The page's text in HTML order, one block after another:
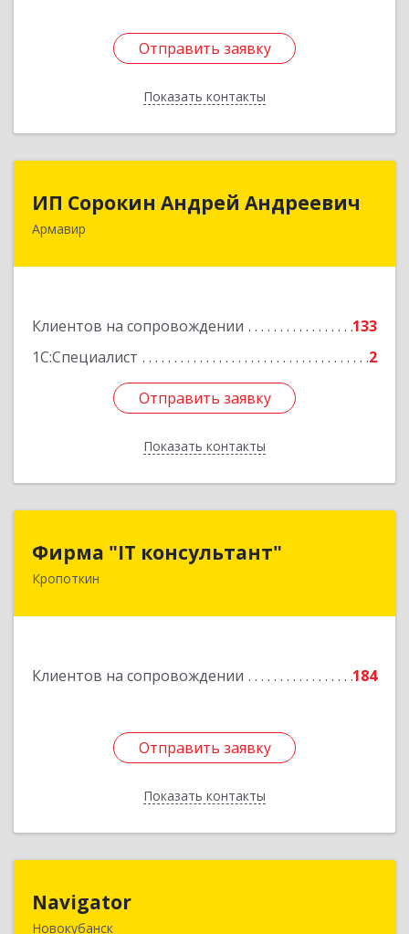
Отправить заявку
Показать контакты
Отправить заявку
Назад
ИП Сорокин Андрей Андреевич
Армавир
Клиентов на сопровождении
133
1С:Специалист
2
Отправить заявку
Показать контакты
ИП Сорокин Андрей Андреевич
Отправить заявку
Назад
Фирма "IT консультант"
Кропоткин
Клиентов на сопровождении 184
Отправить заявку
Показать контакты
352389, Краснодарский край, Кавказский р-н,
Отправить заявку
Назад
Navigator
Новокубанск